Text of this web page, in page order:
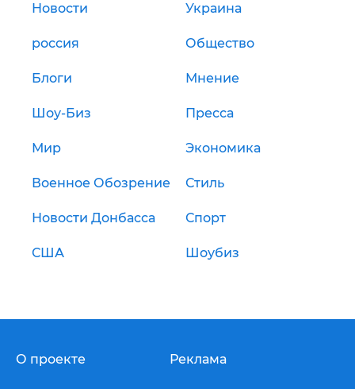
Новости Украина
россия Общество
Блоги Мнение
Шоу-Биз Пресса
Мир Экономика
Военное Обозрение Стиль
Новости Донбасса Спорт
США Шоубиз
О проекте Реклама